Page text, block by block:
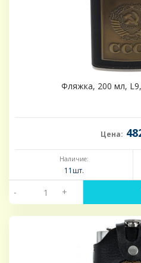
Фляжка, 200 мл,
Цена:
Наличие:
11шт.
- +